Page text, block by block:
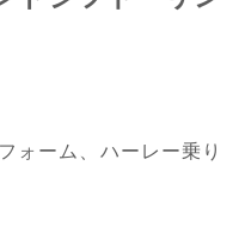
ォーム、ハーレー乗り